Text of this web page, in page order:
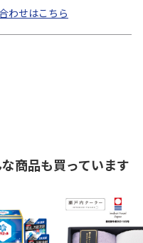
わせはこちら
商品も買っています